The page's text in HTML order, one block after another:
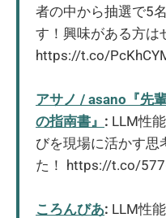
者の中から抽選で5
す！興味がある方は
https://t.co/
アサノ / asano『先
の指南書』 : LLM性
びを現場に活かす思
た！ https://t.co/
ころんびあ: LLM性